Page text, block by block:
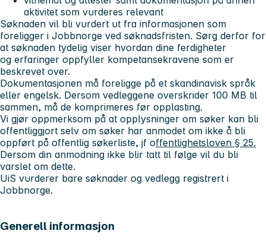
aktivitet som vurderes relevant
Søknaden vil bli vurdert ut fra informasjonen som
foreligger i Jobbnorge ved søknadsfristen. Sørg derfor for
at søknaden tydelig viser hvordan dine ferdigheter
og erfaringer oppfyller kompetansekravene som er
beskrevet over.
Dokumentasjonen må foreligge på et skandinavisk språk
eller engelsk. Dersom vedleggene overskrider 100 MB til
sammen, må de komprimeres før opplasting.
Vi gjør oppmerksom på at opplysninger om søker kan bli
offentliggjort selv om søker har anmodet om ikke å bli
oppført på offentlig søkerliste, jf offentlighetsloven § 25.
Dersom din anmodning ikke blir tatt til følge vil du bli
varslet om dette.
UiS vurderer bare søknader og vedlegg registrert i
Jobbnorge.
Generell informasjon